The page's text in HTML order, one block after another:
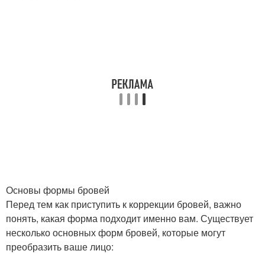
Основы формы бровей
Перед тем как приступить к коррекции бровей, важно
понять, какая форма подходит именно вам. Существует
несколько основных форм бровей, которые могут
преобразить ваше лицо: